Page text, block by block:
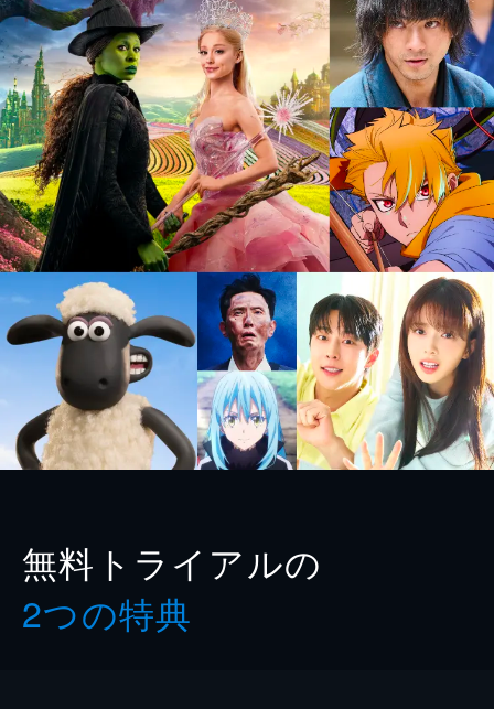
無料トライアルの
2つの特典